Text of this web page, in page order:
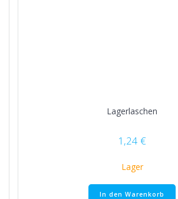
Lagerlaschen
1,24 €
Lager
In den Warenkorb